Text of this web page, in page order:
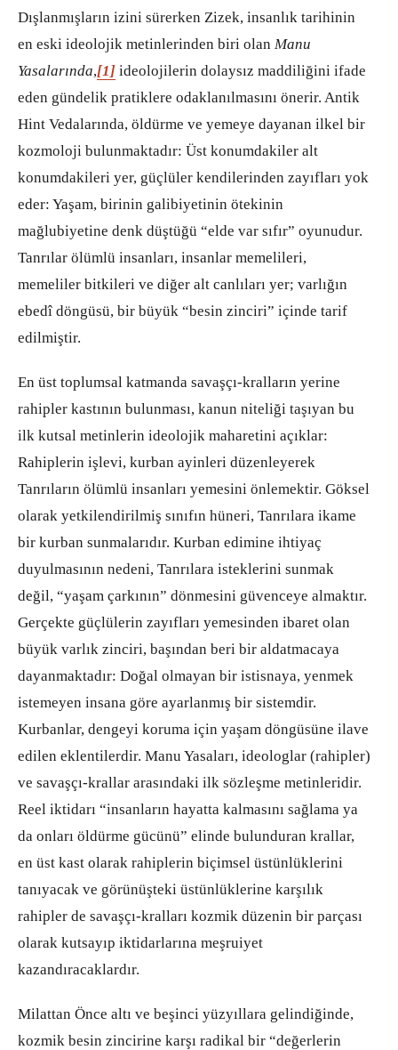
Dışlanmışların izini sürerken Zizek, insanlık tarihinin
en eski ideolojik metinlerinden biri olan Manu
Yasalarında,[1] ideolojilerin dolaysız maddiliğini ifade
eden gündelik pratiklere odaklanılmasını önerir. Antik
Hint Vedalarında, öldürme ve yemeye dayanan ilkel bir
kozmoloji bulunmaktadır: Üst konumdakiler alt
konumdakileri yer, güçlüler kendilerinden zayıfları yok
eder: Yaşam, birinin galibiyetinin ötekinin
mağlubiyetine denk düştüğü “elde var sıfır” oyunudur.
Tanrılar ölümlü insanları, insanlar memelileri,
memeliler bitkileri ve diğer alt canlıları yer; varlığın
ebedî döngüsü, bir büyük “besin zinciri” içinde tarif
edilmiştir.
En üst toplumsal katmanda savaşçı-kralların yerine
rahipler kastının bulunması, kanun niteliği taşıyan bu
ilk kutsal metinlerin ideolojik maharetini açıklar:
Rahiplerin işlevi, kurban ayinleri düzenleyerek
Tanrıların ölümlü insanları yemesini önlemektir. Göksel
olarak yetkilendirilmiş sınıfın hüneri, Tanrılara ikame
bir kurban sunmalarıdır. Kurban edimine ihtiyaç
duyulmasının nedeni, Tanrılara isteklerini sunmak
değil, “yaşam çarkının” dönmesini güvenceye almaktır.
Gerçekte güçlülerin zayıfları yemesinden ibaret olan
büyük varlık zinciri, başından beri bir aldatmacaya
dayanmaktadır: Doğal olmayan bir istisnaya, yenmek
istemeyen insana göre ayarlanmış bir sistemdir.
Kurbanlar, dengeyi koruma için yaşam döngüsüne ilave
edilen eklentilerdir. Manu Yasaları, ideologlar (rahipler)
ve savaşçı-krallar arasındaki ilk sözleşme metinleridir.
Reel iktidarı “insanların hayatta kalmasını sağlama ya
da onları öldürme gücünü” elinde bulunduran krallar,
en üst kast olarak rahiplerin biçimsel üstünlüklerini
tanıyacak ve görünüşteki üstünlüklerine karşılık
rahipler de savaşçı-kralları kozmik düzenin bir parçası
olarak kutsayıp iktidarlarına meşruiyet
kazandıracaklardır.
Milattan Önce altı ve beşinci yüzyıllara gelindiğinde,
kozmik besin zincirine karşı radikal bir “değerlerin